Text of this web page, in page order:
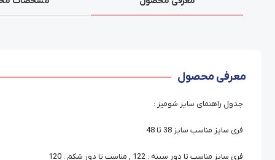
معرفی محصول
جدول راهنمای سایز شومیز :
فری سایز مناسب سایز 38 تا 48
فری سایز مناسب تا دور سینه : 122 , مناسب تا دور شکم : 120